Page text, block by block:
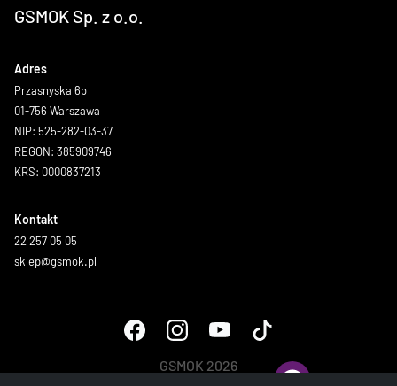
GSMOK Sp. z o.o.
Adres
Przasnyska 6b
01-756 Warszawa
NIP: 525-282-03-37
REGON: 385909746
KRS: 0000837213
Kontakt
22 257 05 05
sklep@gsmok.pl
GSMOK 2026